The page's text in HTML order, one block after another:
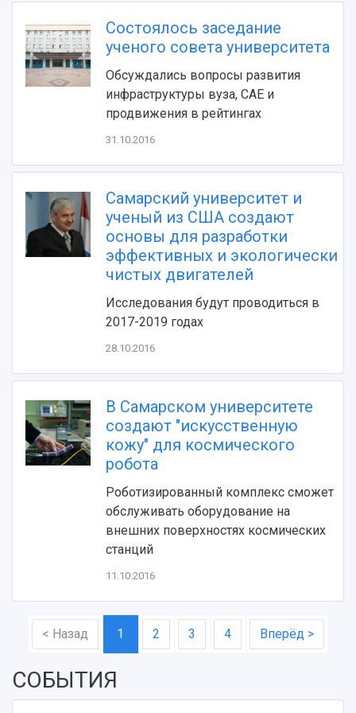
Устойчивое развитие
Кампус
3D-тур по университету
Центр истории авиационных двигателей
Ботанический сад
Международный межвузовский кампус
Сведения об образовательной организации
Официальные документы
Противодействие COVID-19
Журналы Самарского университета
Научные конференции
Патенты
Публикации и издания
Отчеты о проведенных конференциях
Состоялось заседание
ученого совета университета
Обсуждались вопросы развития
инфраструктуры вуза, САЕ и
продвижения в рейтингах
31.10.2016
Самарский университет и
ученый из США создают
основы для разработки
эффективных и экологически
чистых двигателей
Исследования будут проводиться в
2017-2019 годах
28.10.2016
В Самарском университете
создают "искусственную
кожу" для космического
робота
Роботизированный комплекс сможет
обслуживать оборудование на
внешних поверхностях космических
станций
11.10.2016
< Назад 1 2 3 4 Вперёд >
СОБЫТИЯ